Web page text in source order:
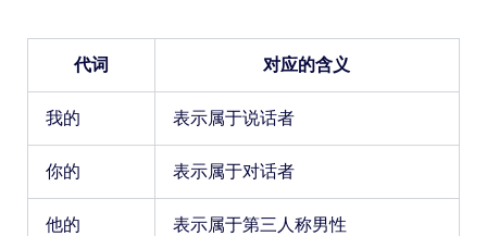
代词 对应的含义
我的 表示属于说话者
你的 表示属于对话者
他的 表示属于第三人称男性